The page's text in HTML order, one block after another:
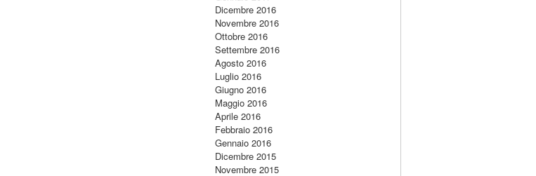
Dicembre 2016
Novembre 2016
Ottobre 2016
Settembre 2016
Agosto 2016
Luglio 2016
Giugno 2016
Maggio 2016
Aprile 2016
Febbraio 2016
Gennaio 2016
Dicembre 2015
Novembre 2015